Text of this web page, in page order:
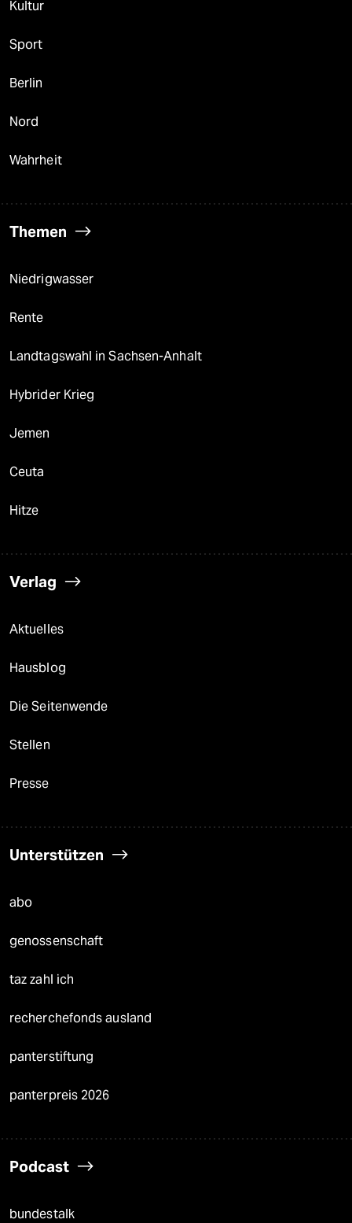
Kultur
Sport
Berlin
Nord
Wahrheit
Themen
Niedrigwasser
Rente
Landtagswahl in Sachsen-Anhalt
Hybrider Krieg
Jemen
Ceuta
Hitze
Verlag
Aktuelles
Hausblog
Die Seitenwende
Stellen
Presse
Unterstützen
abo
genossenschaft
taz zahl ich
recherchefonds ausland
panterstiftung
panterpreis 2026
Podcast
bundestalk